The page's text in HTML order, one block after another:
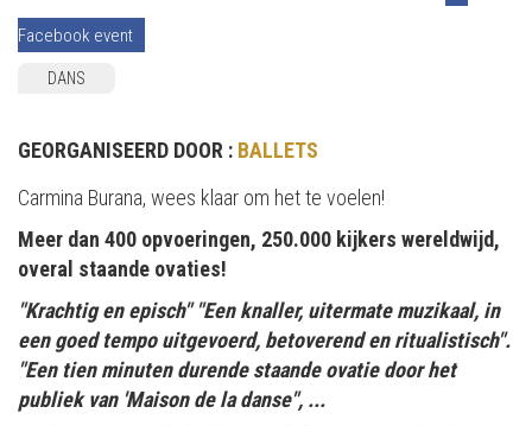
Facebook event
DANS
GEORGANISEERD DOOR : BALLETS
Carmina Burana, wees klaar om het te voelen!
Meer dan 400 opvoeringen, 250.000 kijkers wereldwijd,
overal staande ovaties!
"Krachtig en episch" "Een knaller, uitermate muzikaal, in
een goed tempo uitgevoerd, betoverend en ritualistisch".
"Een tien minuten durende staande ovatie door het
publiek van 'Maison de la danse", ...